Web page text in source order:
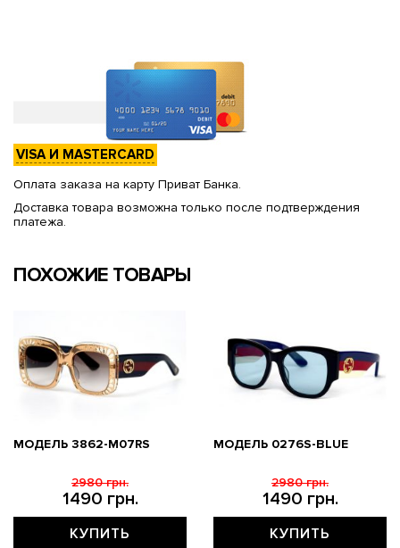
VISA И MASTERCARD
Оплата заказа на карту Приват Банка.
Доставка товара возможна только после подтверждения
платежа.
ПОХОЖИЕ ТОВАРЫ
МОДЕЛЬ 3862-M07RS
1490 грн.
2980 грн.
КУПИТЬ
МОДЕЛЬ 0276S-BLUE
1490 грн.
2980 грн.
КУПИТЬ